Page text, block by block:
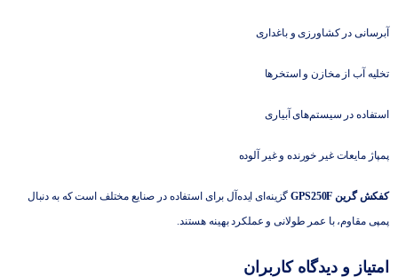
آبرسانی در کشاورزی و باغداری
تخلیه آب از مخازن و استخرها
استفاده در سیستم‌های آبیاری
پمپاژ مایعات غیر خورنده و غیر آلوده
کفکش گرین GPS250F
گزینه‌ای ایده‌آل برای استفاده در صنایع مختلف است که به دنبال
پمپی مقاوم، با عمر طولانی و عملکرد بهینه هستند.
امتیاز و دیدگاه کاربران